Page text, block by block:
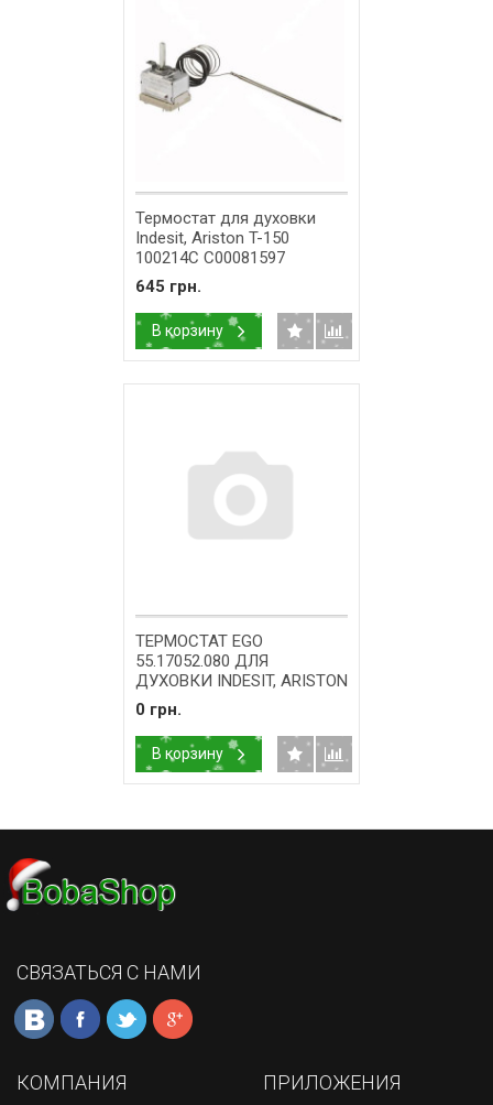
Термостат для духовки
Indesit, Ariston T-150
100214C C00081597
645 грн.
В корзину
ТЕРМОСТАТ EGO
55.17052.080 ДЛЯ
ДУХОВКИ INDESIT, ARISTON
C00145486
0 грн.
В корзину
СВЯЗАТЬСЯ С НАМИ
КОМПАНИЯ ПРИЛОЖЕНИЯ